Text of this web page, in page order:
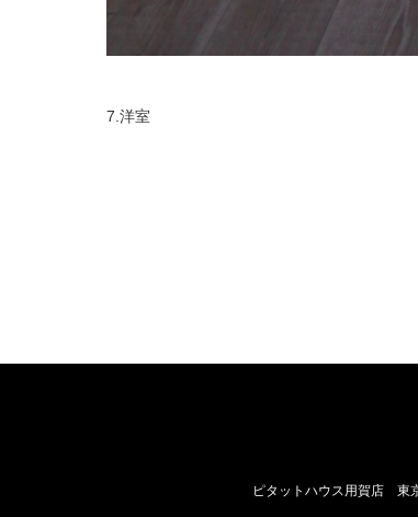
7.洋室
ピタットハウス用賀店